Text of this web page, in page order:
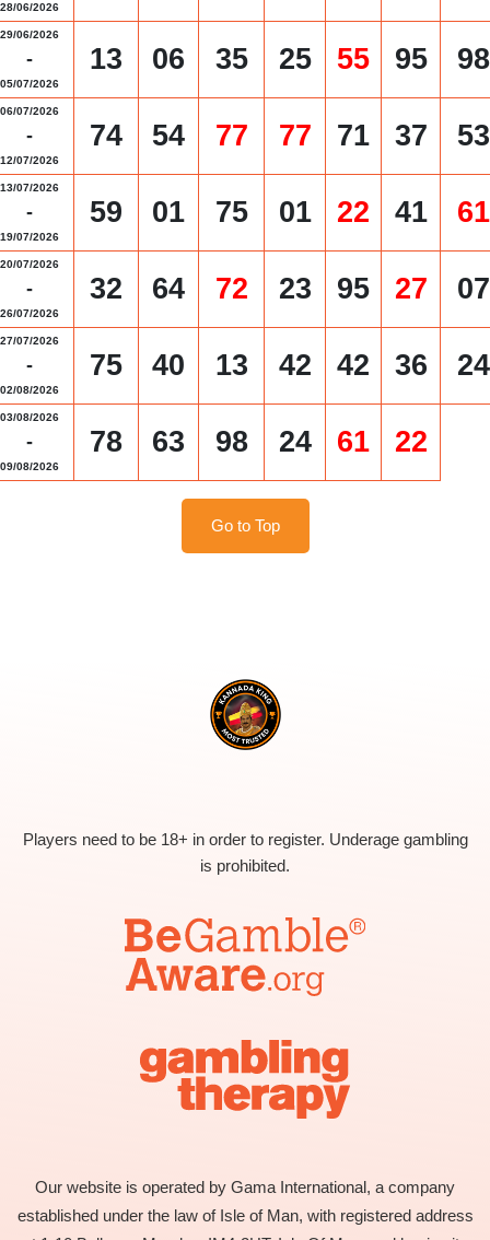
28/06/2026
29/06/2026
-
05/07/2026
13 06 35 25 55 95 98
06/07/2026
-
12/07/2026
74 54 77 77 71 37 53
13/07/2026
-
19/07/2026
59 01 75 01 22 41 61
20/07/2026
-
26/07/2026
32 64 72 23 95 27 07
27/07/2026
-
02/08/2026
75 40 13 42 42 36 24
03/08/2026
-
09/08/2026
78 63 98 24 61 22
Go to Top
Players need to be 18+ in order to register. Underage gambling
is prohibited.
Our website is operated by Gama International, a company
established under the law of Isle of Man, with registered address